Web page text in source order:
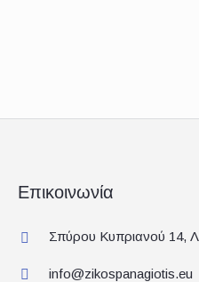
Επικοινωνία
Σπύρου Κυπριανού 14,
info@zikospanagiotis.eu